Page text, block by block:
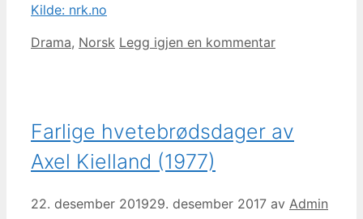
Kilde: nrk.no
Kategorier
Drama, Norsk Legg igjen en kommentar
Farlige hvetebrødsdager av
Axel Kielland (1977)
22. desember 201929. desember 2017 av Admin